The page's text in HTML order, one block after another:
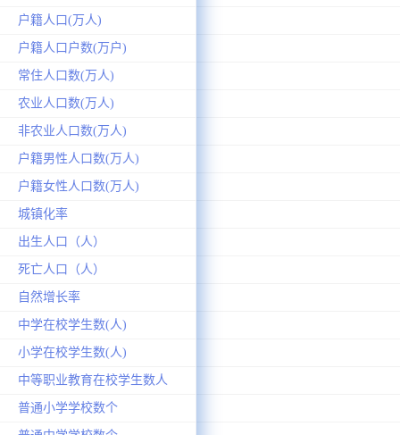
户籍人口(万人)
户籍人口户数(万户)
常住人口数(万人)
农业人口数(万人)
非农业人口数(万人)
户籍男性人口数(万人)
户籍女性人口数(万人)
城镇化率
出生人口（人）
死亡人口（人）
自然增长率
中学在校学生数(人)
小学在校学生数(人)
中等职业教育在校学生数人
普通小学学校数个